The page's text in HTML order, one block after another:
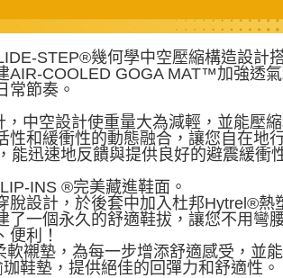
STEP®幾何學中空壓縮構造設計
AIR-COOLED GOGA MAT™加強透
常節奏。
中空設計使重量大為減輕，並能壓
和緩衝性的動態融合，讓您自在地
迅速地反饋與提供良好的避震緩衝
INS ®完美藏進鞋面。
設計，於後套中加入杜邦Hytrel®熱
一個永久的舒適鞋拔，讓您不用彎
便利！
襯墊，為每一步增添舒適感受，並
鞋墊，提供絕佳的回彈力和舒適性。